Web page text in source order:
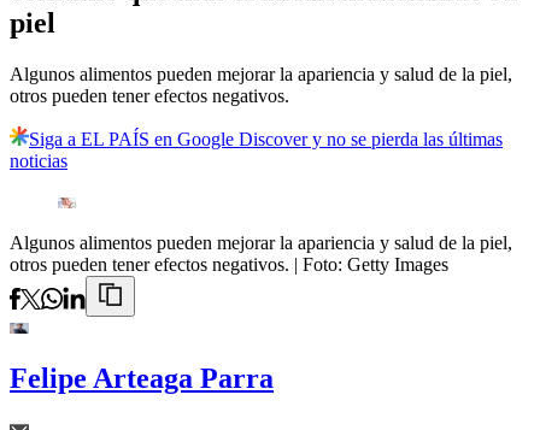
piel
Algunos alimentos pueden mejorar la apariencia y salud de la piel,
otros pueden tener efectos negativos.
Siga a EL PAÍS en Google Discover y no se pierda las últimas
noticias
Algunos alimentos pueden mejorar la apariencia y salud de la piel,
otros pueden tener efectos negativos. | Foto: Getty Images
Felipe Arteaga Parra